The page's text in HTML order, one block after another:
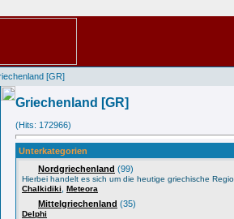
[GR]
Griechenland [GR]
(Hits: 172966)
Unterkategorien
Nordgriechenland (99)
Hierbei handelt es sich um die heutige griechische
Chalkidiki
Meteora
Mittelgriechenland (35)
Delphi